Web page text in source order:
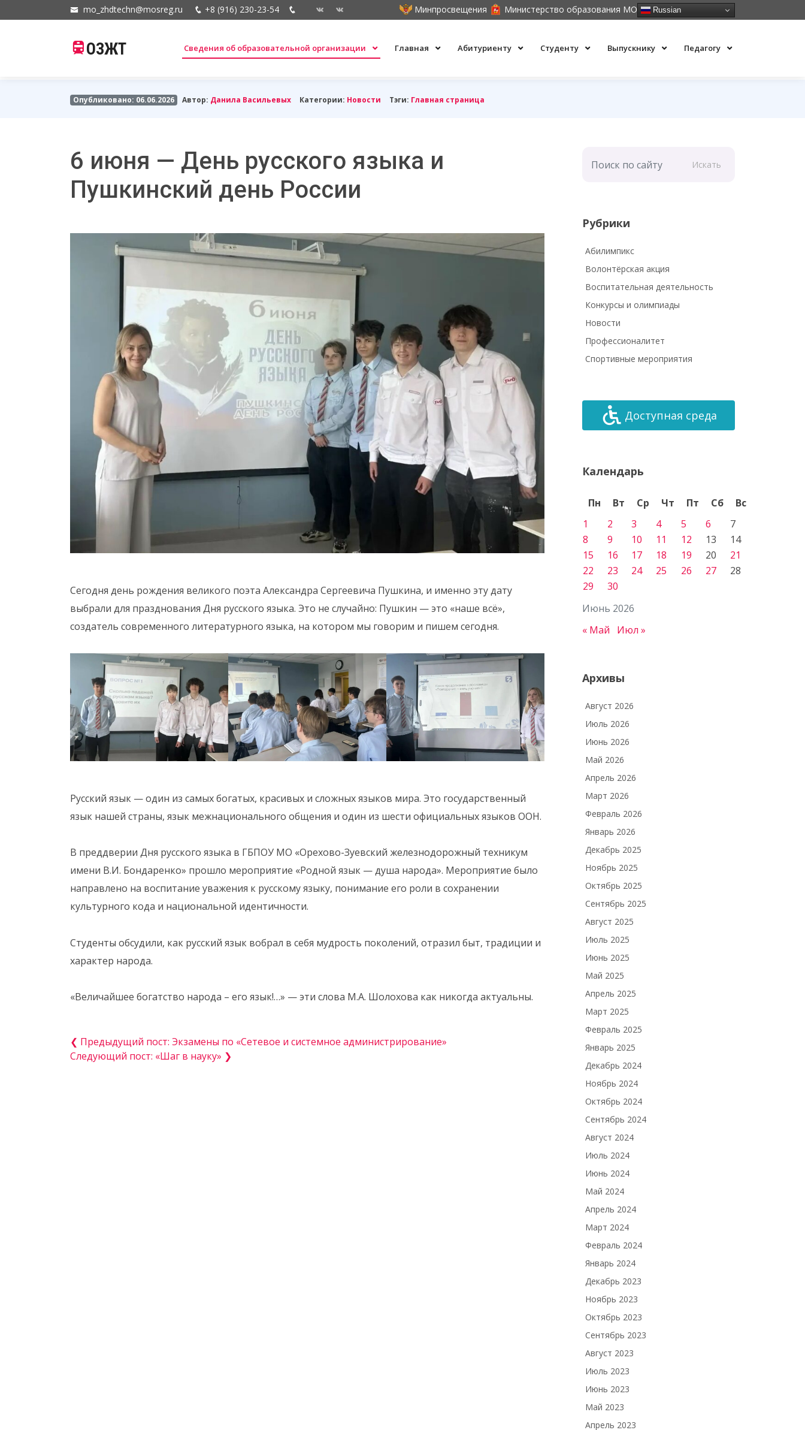
mo_zhdtechn@mosreg.ru +8 (916) 230-23-54 Минпросвещения Министерство образования МО Russian
ОЗЖТ Сведения об образовательной организации Главная Абитуриенту Студенту Выпускнику Педагогу
Опубликовано: 06.06.2026 Автор: Данила Васильевых Категории: Новости Тэги: Главная страница
6 июня — День русского языка и
Пушкинский день России
Сегодня день рождения великого поэта Александра Сергеевича Пушкина, и именно эту дату
выбрали для празднования Дня русского языка. Это не случайно: Пушкин — это «наше всё»,
создатель современного литературного языка, на котором мы говорим и пишем сегодня.
Русский язык — один из самых богатых, красивых и сложных языков мира. Это государственный
язык нашей страны, язык межнационального общения и один из шести официальных языков ООН.
В преддверии Дня русского языка в ГБПОУ МО «Орехово-Зуевский железнодорожный техникум
имени В.И. Бондаренко» прошло мероприятие «Родной язык — душа народа». Мероприятие было
направлено на воспитание уважения к русскому языку, понимание его роли в сохранении
культурного кода и национальной идентичности.
Студенты обсудили, как русский язык вобрал в себя мудрость поколений, отразил быт, традиции и
характер народа.
«Величайшее богатство народа – его язык!…» — эти слова М.А. Шолохова как никогда актуальны.
❮ Предыдущий пост: Экзамены по «Сетевое и системное администрирование»
Следующий пост: «Шаг в науку» ❯
Искать
Рубрики
Абилимпикс
Волонтёрская акция
Воспитательная деятельность
Конкурсы и олимпиады
Новости
Профессионалитет
Спортивные мероприятия
Доступная среда
Календарь
Июнь 2026
Пн Вт Ср Чт Пт Сб
Вс
1
2 3 4 5 6
7
8
9 10 11 12 13
14
15
16 17 18 19 20
21
22
23 24 25 26 27
28
29
30
« Май Июл »
Архивы
Август 2026
Июль 2026
Июнь 2026
Май 2026
Апрель 2026
Март 2026
Февраль 2026
Январь 2026
Декабрь 2025
Ноябрь 2025
Октябрь 2025
Сентябрь 2025
Август 2025
Июль 2025
Июнь 2025
Май 2025
Апрель 2025
Март 2025
Февраль 2025
Январь 2025
Декабрь 2024
Ноябрь 2024
Октябрь 2024
Сентябрь 2024
Август 2024
Июль 2024
Июнь 2024
Май 2024
Апрель 2024
Март 2024
Февраль 2024
Январь 2024
Декабрь 2023
Ноябрь 2023
Октябрь 2023
Сентябрь 2023
Август 2023
Июль 2023
Июнь 2023
Май 2023
Апрель 2023